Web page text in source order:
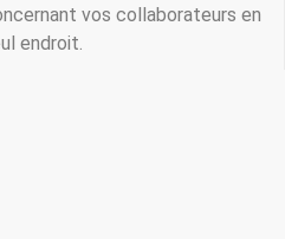
vos collaborateurs en
endroit.